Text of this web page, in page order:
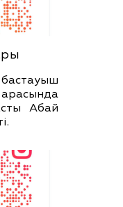
Абай